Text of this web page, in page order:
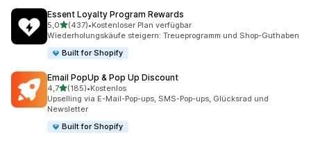
Essent Loyalty Program Rewards
5,0von 5 Sternen
(437)
437 Rezensionen insgesamt
•Kostenloser Plan verfügbar
Wiederholungskäufe steigern: Treueprogramm und Shop-Guthaben
Built for Shopify
Email PopUp & Pop Up Discount
4,7von 5 Sternen
(185)
185 Rezensionen insgesamt
•Kostenlos
Upselling via E-Mail-Pop-ups, SMS-Pop-ups, Glücksrad und
Newsletter
Built for Shopify